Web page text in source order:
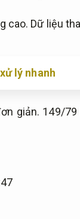
cao. Dữ liệu
lý nhanh
giản. 149/79